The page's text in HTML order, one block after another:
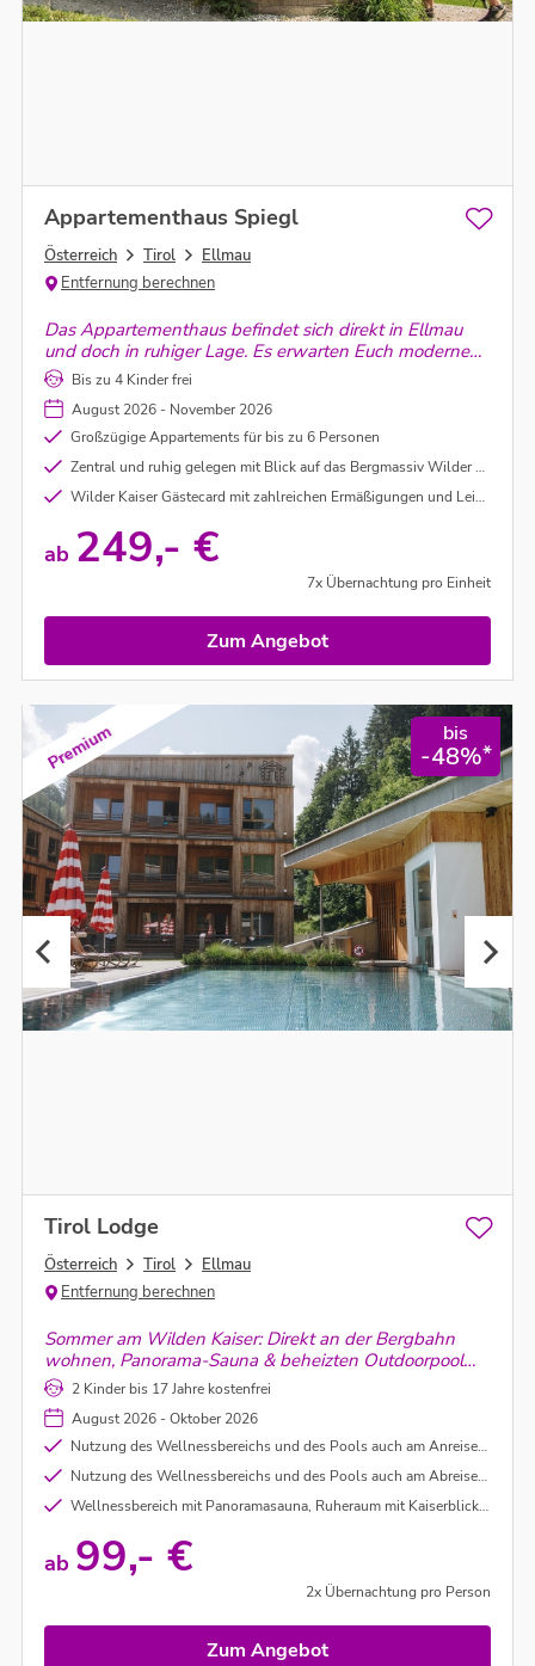
Appartementhaus Spiegl
Österreich Tirol
Ellmau
Entfernung berechnen
Das Appartementhaus befindet sich direkt in Ellmau
und doch in ruhiger Lage. Es erwarten Euch moderne
und helle Nichtraucher-Appartements mit Blick auf
den Wilden Kaiser! Einem unvergesslichen
Familienurlaub im Bergdoktor-Dorf steht nichts mehr
Wege!
Bis zu 4 Kinder frei
August 2026 - November 2026
Großzügige Appartements für bis zu 6 Personen
Zentral und ruhig gelegen mit Blick auf das Bergmassiv Wilder Kaiser
Wilder Kaiser Gästecard mit zahlreichen Ermäßigungen und Leistungen
ab 249,- €
7x Übernachtung pro Einheit
Zum Angebot
Premium bis
-48%*
Tirol Lodge
Österreich Tirol
Ellmau
Entfernung berechnen
Sommer am Wilden Kaiser: Direkt an der Bergbahn
wohnen, Panorama-Sauna & beheizten Outdoorpool
genießen – dazu zwei Kinder gratis. Bergabenteuer
und Entspannung perfekt kombiniert.
2 Kinder bis 17 Jahre kostenfrei
August 2026 - Oktober 2026
Nutzung des Wellnessbereichs und des Pools auch am Anreisetag vor dem Check In
Nutzung des Wellnessbereichs und des Pools auch am Abreisetag nach dem Check Out
Wellnessbereich mit Panoramasauna, Ruheraum mit Kaiserblick und Beheizter Außenpool
ab 99,- €
2x Übernachtung pro Person
Zum Angebot